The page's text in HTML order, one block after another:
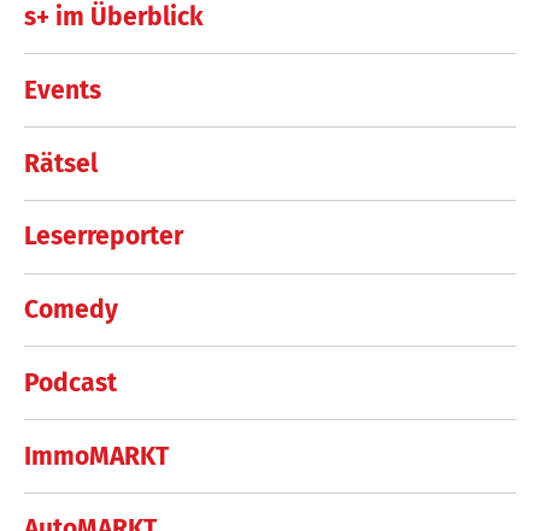
s+ im Überblick
Events
Rätsel
Leserreporter
Comedy
Podcast
ImmoMARKT